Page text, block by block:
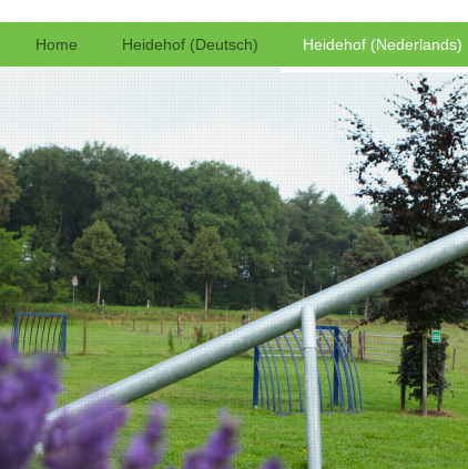
Home Heidehof (Deutsch) Heidehof (Nederlands)